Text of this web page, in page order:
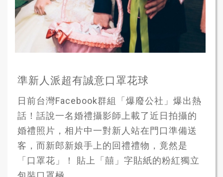
準新人派超有誠意口罩花球
日前台灣Facebook群組「爆廢公社」爆出熱
話！話說一名婚禮攝影師上載了近日拍攝的
婚禮照片，相片中一對新人站在門口準備送
客，而新郎新娘手上的回禮禮物，竟然是
「口罩花」！ 貼上「囍」字貼紙的粉紅獨立